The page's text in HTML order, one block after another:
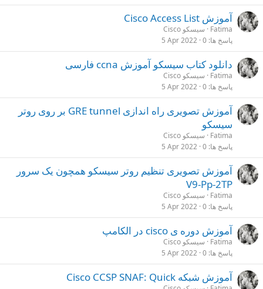
آموزش Cisco Access List
Fatima
سیسکو Cisco
پاسخ ها 0
5 Apr 2022
دانلود کتاب سیسکو آموزش ccna فارسی
Fatima
سیسکو Cisco
پاسخ ها 0
5 Apr 2022
آموزش تصویری راه اندازی GRE tunnel بر روی روتر
سیسکو
Fatima
سیسکو Cisco
پاسخ ها 0
5 Apr 2022
آموزش تصویری تنظیم روتر سیسکو همچون یک سرور
V9-Pp-2TP
Fatima
سیسکو Cisco
پاسخ ها 0
5 Apr 2022
آموزش دوره ی cisco در الکامپ
Fatima
سیسکو Cisco
پاسخ ها 0
5 Apr 2022
آموزش شبکه Cisco CCSP SNAF: Quick